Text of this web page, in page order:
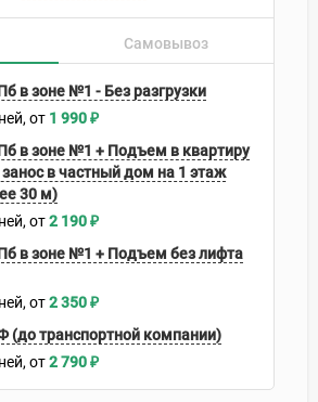
Самовывоз
в зоне №1 - Без разгрузки
1 990₽
в зоне №1 + Подъем в квартиру
в частный дом на 1 этаж
30 м)
2 190₽
в зоне №1 + Подъем без лифта
2 350₽
(до транспортной компании)
2 790₽